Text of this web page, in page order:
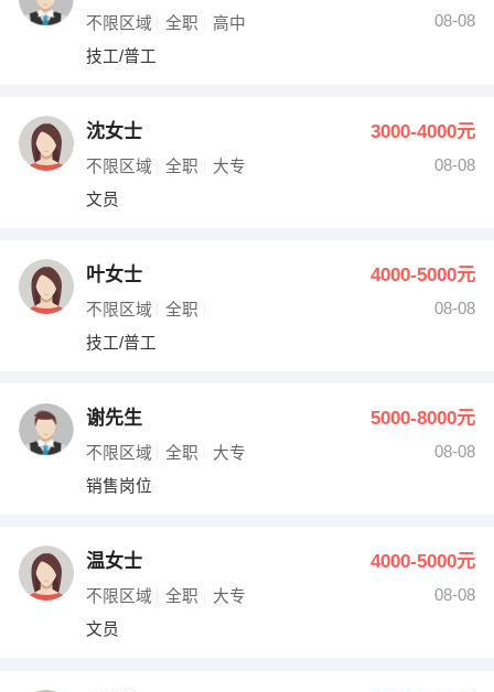
不限区域 全职 高中
08-08
技工/普工
沈女士 3000-4000元
不限区域 全职 大专
08-08
文员
叶女士 4000-5000元
不限区域 全职
08-08
技工/普工
谢先生 5000-8000元
不限区域 全职 大专
08-08
销售岗位
温女士 4000-5000元
不限区域 全职 大专
08-08
文员